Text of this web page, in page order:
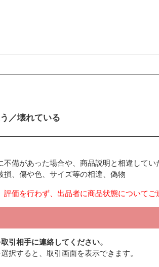
／壊れている
不備があった場合や、商品説明と相違してい
損、傷や色、サイズ等の相違、偽物
価を行わず、出品者に商品状態についてご
引相手に連絡してください。
択すると、取引画面を表示できます。